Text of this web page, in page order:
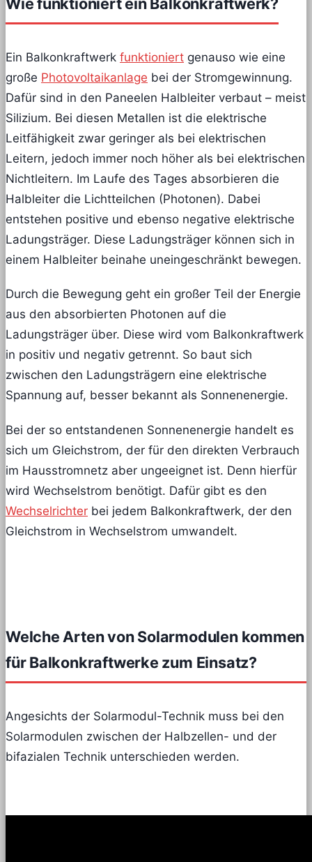
Ein Balkonkraftwerk funktioniert genauso wie eine
große Photovoltaikanlage bei der Stromgewinnung.
Dafür sind in den Paneelen Halbleiter verbaut – meist
Silizium. Bei diesen Metallen ist die elektrische
Leitfähigkeit zwar geringer als bei elektrischen
Leitern, jedoch immer noch höher als bei elektrischen
Nichtleitern. Im Laufe des Tages absorbieren die
Halbleiter die Lichtteilchen (Photonen). Dabei
entstehen positive und ebenso negative elektrische
Ladungsträger. Diese Ladungsträger können sich in
einem Halbleiter beinahe uneingeschränkt bewegen.
Durch die Bewegung geht ein großer Teil der Energie
aus den absorbierten Photonen auf die
Ladungsträger über. Diese wird vom Balkonkraftwerk
in positiv und negativ getrennt. So baut sich
zwischen den Ladungsträgern eine elektrische
Spannung auf, besser bekannt als Sonnenenergie.
Bei der so entstandenen Sonnenenergie handelt es
sich um Gleichstrom, der für den direkten Verbrauch
im Hausstromnetz aber ungeeignet ist. Denn hierfür
wird Wechselstrom benötigt. Dafür gibt es den
Wechselrichter bei jedem Balkonkraftwerk, der den
Gleichstrom in Wechselstrom umwandelt.
Welche Arten von Solarmodulen kommen
für Balkonkraftwerke zum Einsatz?
Angesichts der Solarmodul-Technik muss bei den
Solarmodulen zwischen der Halbzellen- und der
bifazialen Technik unterschieden werden.